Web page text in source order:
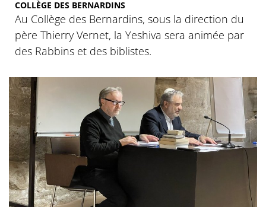
COLLÈGE DES BERNARDINS
Au Collège des Bernardins, sous la direction du
père Thierry Vernet, la Yeshiva sera animée par
des Rabbins et des biblistes.